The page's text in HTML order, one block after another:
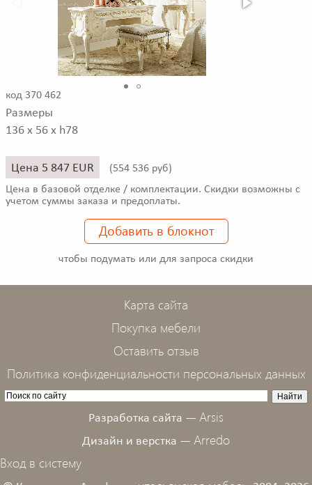
код 370 462
Размеры
136 x 56 x h78
Цена 5 847 EUR (554 536 руб)
Цена в базовой отделке / комплектации. Скидки возможны с
учетом суммы заказа и предоплаты.
Добавить в блокнот
чтобы подумать или для запроса скидки
Карта сайта
Покупка мебели
Оставить отзыв
Политика конфиденциальности персональных данных
Разработка сайта — Arsis
Дизайн и верстка — Arredo
Вход в систему